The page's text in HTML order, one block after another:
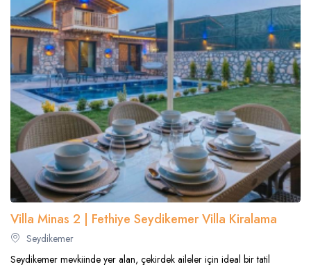
Villa Minas 2 | Fethiye Seydikemer Villa Kiralama
Seydikemer
Seydikemer mevkiinde yer alan, çekirdek aileler için ideal bir tatil